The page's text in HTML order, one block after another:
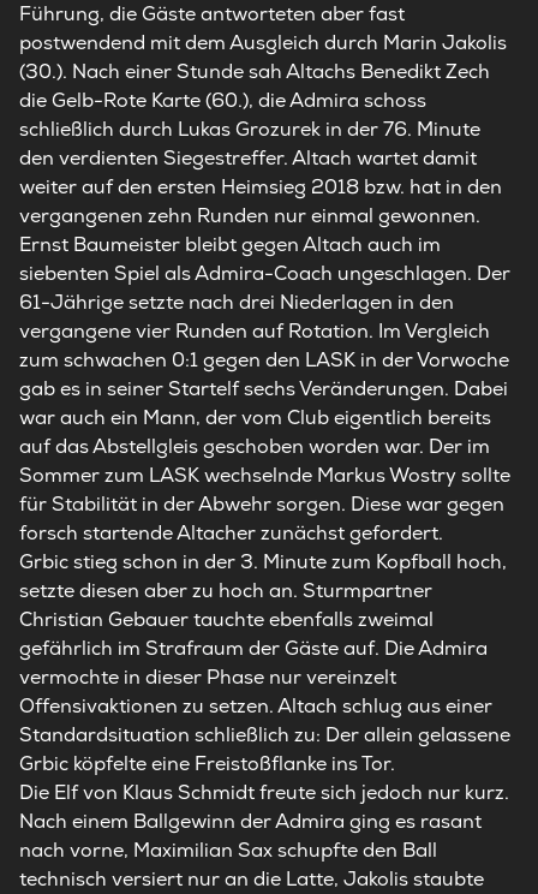
Führung, die Gäste antworteten aber fast
postwendend mit dem Ausgleich durch Marin Jakolis
(30.). Nach einer Stunde sah Altachs Benedikt Zech
die Gelb-Rote Karte (60.), die Admira schoss
schließlich durch Lukas Grozurek in der 76. Minute
den verdienten Siegestreffer. Altach wartet damit
weiter auf den ersten Heimsieg 2018 bzw. hat in den
vergangenen zehn Runden nur einmal gewonnen.
Ernst Baumeister bleibt gegen Altach auch im
siebenten Spiel als Admira-Coach ungeschlagen. Der
61-Jährige setzte nach drei Niederlagen in den
vergangene vier Runden auf Rotation. Im Vergleich
zum schwachen 0:1 gegen den LASK in der Vorwoche
gab es in seiner Startelf sechs Veränderungen. Dabei
war auch ein Mann, der vom Club eigentlich bereits
auf das Abstellgleis geschoben worden war. Der im
Sommer zum LASK wechselnde Markus Wostry sollte
für Stabilität in der Abwehr sorgen. Diese war gegen
forsch startende Altacher zunächst gefordert.
Grbic stieg schon in der 3. Minute zum Kopfball hoch,
setzte diesen aber zu hoch an. Sturmpartner
Christian Gebauer tauchte ebenfalls zweimal
gefährlich im Strafraum der Gäste auf. Die Admira
vermochte in dieser Phase nur vereinzelt
Offensivaktionen zu setzen. Altach schlug aus einer
Standardsituation schließlich zu: Der allein gelassene
Grbic köpfelte eine Freistoßflanke ins Tor.
Die Elf von Klaus Schmidt freute sich jedoch nur kurz.
Nach einem Ballgewinn der Admira ging es rasant
nach vorne, Maximilian Sax schupfte den Ball
technisch versiert nur an die Latte, Jakolis staubte